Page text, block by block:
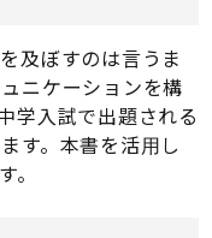
及ぼすのは言うま
ニケーションを構
学入試で出題される
す。本書を活用し
。